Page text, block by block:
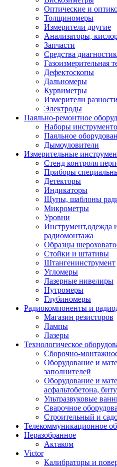
Оптические и
Толщиномеры
Измерители другие
Анализаторы,
Запчасти
Средства
Газоизмерительная
Дефектоскопы
Дальномеры
Курвиметры
Измерители
Электроды
Паяльно-ремонтное
Наборы
Паяльное
Дымоуловители
Измерительные
Стенд контроля
Приборы
Детекторы
Индикаторы
Щупы, шаблоны
Микрометры
Уровни
Инструмент,одежда
радиомонтажа
Образцы
Стойки и штативы
Штангенинструмент
Угломеры
Лазерные нивелиры
Нутромеры
Глубиномеры
Радиокомпоненты и
Магазин резисторов
Лампы
Лазеры
Технологическое
Сборочно-
Оборудование и
заполнителей
Оборудование и
асфальтобетона,
Ультразвуковые
Сварочное
Строительный и
Телекоммуникационное
Неразобранное
Актаком
Victor
Калибраторы и